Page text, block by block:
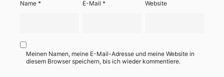
Name * E-Mail* Website
Meinen Namen, meine E-Mail-Adresse und meine Website in
diesem Browser speichern, bis ich wieder kommentiere.